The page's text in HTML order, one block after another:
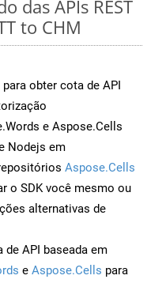
das APIs REST
to CHM
para obter cota de API
e Aspose.Cells
Nodejs em
Aspose.Cells
o SDK você mesmo ou
alternativas de
API baseada em
e Aspose.Cells para